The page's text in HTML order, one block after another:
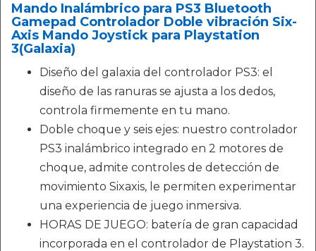
Mando Inalámbrico para PS3 Bluetooth
Gamepad Controlador Doble vibración Six-
Axis Mando Joystick para Playstation
3(Galaxia)
Diseño del galaxia del controlador PS3: el
diseño de las ranuras se ajusta a los dedos,
controla firmemente en tu mano.
Doble choque y seis ejes: nuestro controlador
PS3 inalámbrico integrado en 2 motores de
choque, admite controles de detección de
movimiento Sixaxis, le permiten experimentar
una experiencia de juego inmersiva.
HORAS DE JUEGO: batería de gran capacidad
incorporada en el controlador de Playstation 3.